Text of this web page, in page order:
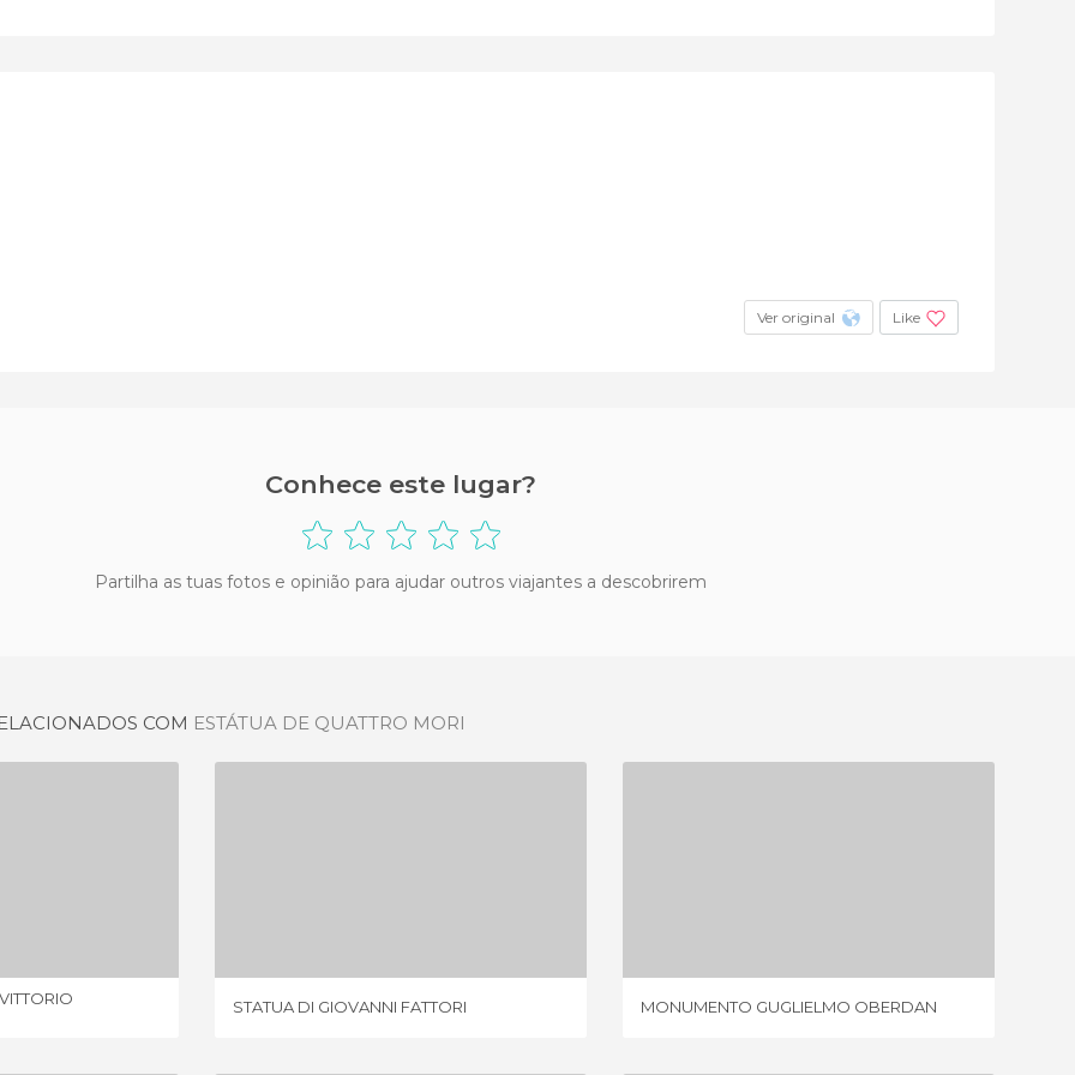
Ver original Like
Conhece este lugar?
Partilha as tuas fotos e opinião para ajudar outros viajantes a descobrirem
COM ESTÁTUA DE QUATTRO MORI
STATUA DI GIOVANNI FATTORI MONUMENTO GUGLIELMO OBERDAN